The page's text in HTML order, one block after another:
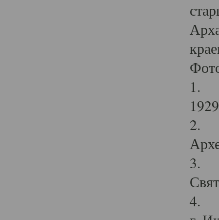
1.
2.
3.
4.